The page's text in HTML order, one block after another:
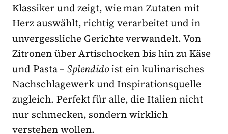
Klassiker und zeigt, wie man Zutaten mit
Herz auswählt, richtig verarbeitet und in
unvergessliche Gerichte verwandelt. Von
Zitronen über Artischocken bis hin zu Käse
und Pasta – Splendidoist ein kulinarisches
Nachschlagewerk und Inspirationsquelle
zugleich. Perfekt für alle, die Italien nicht
nur schmecken, sondern wirklich
verstehen wollen.